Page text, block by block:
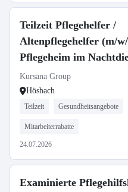
Teilzeit Pflegehelfer /
Altenpflegehelfer (m/
Pflegeheim im
Kursana Group
Hösbach
Teilzeit Gesundheitsangebote
Mitarbeiterrabatte
24.07.2026
Examinierte